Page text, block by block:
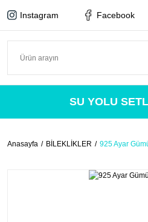
Instagram Facebook
SU YOLU
Anasayfa BİLEKLİKLER 925 Ayar